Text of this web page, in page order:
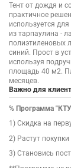
Тент от дождя и
практичное
используется
из тарпаулина -
полиэтиленовых
синий. Прост в
используя
площадь 40 м2.
месяцев.
Важно для
% Программа
1) Скидка на
2) Растут покупки
3) Становись